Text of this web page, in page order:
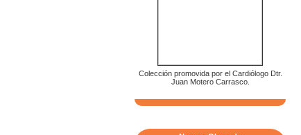
Colección promovida por el Cardiólogo Dtr.
Juan Motero Carrasco.